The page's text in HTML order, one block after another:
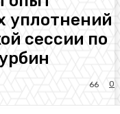
уплотнений
сессии по
0
66